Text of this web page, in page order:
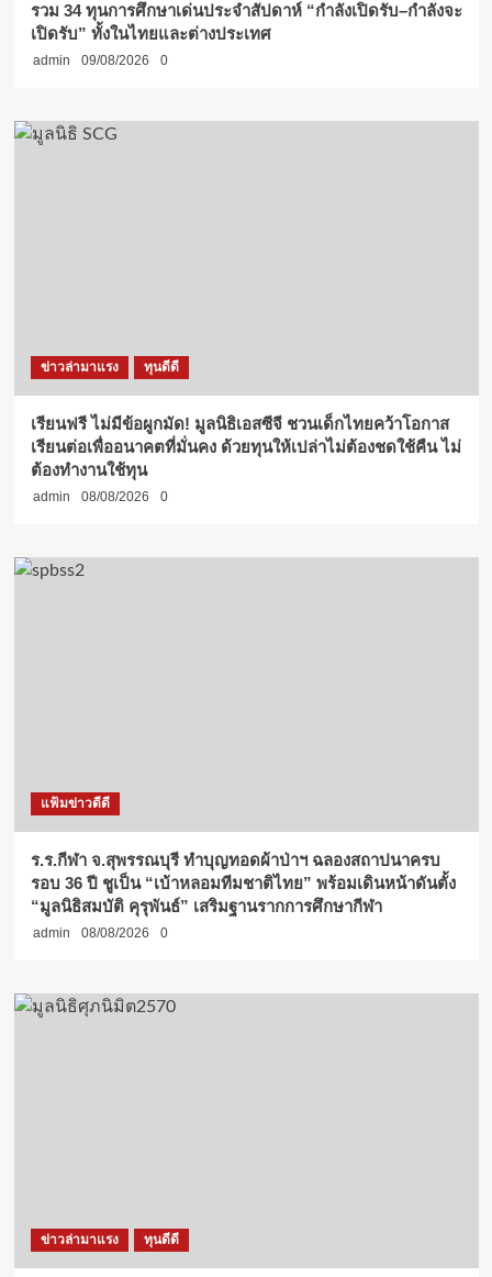
รวม 34 ทุนการศึกษาเด่นประจำสัปดาห์ “กำลังเปิดรับ–กำลังจะ
เปิดรับ” ทั้งในไทยและต่างประเทศ
admin 09/08/2026 0
ข่าวล่ามาแรง ทุนดีดี
เรียนฟรี ไม่มีข้อผูกมัด! มูลนิธิเอสซีจี ชวนเด็กไทยคว้าโอกาส
เรียนต่อเพื่ออนาคตที่มั่นคง ด้วยทุนให้เปล่าไม่ต้องชดใช้คืน ไม่
ต้องทำงานใช้ทุน
admin 08/08/2026 0
แฟ้มข่าวดีดี
ร.ร.กีฬา จ.สุพรรณบุรี ทำบุญทอดผ้าป่าฯ ฉลองสถาปนาครบ
รอบ 36 ปี ชูเป็น “เบ้าหลอมทีมชาติไทย” พร้อมเดินหน้าดันตั้ง
“มูลนิธิสมบัติ คุรุพันธ์” เสริมฐานรากการศึกษากีฬา
admin 08/08/2026 0
ข่าวล่ามาแรง ทุนดีดี